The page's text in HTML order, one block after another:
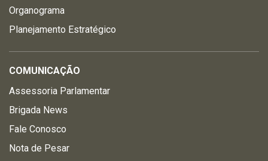
Organograma
Planejamento Estratégico
COMUNICAÇÃO
Assessoria Parlamentar
Brigada News
Fale Conosco
Nota de Pesar